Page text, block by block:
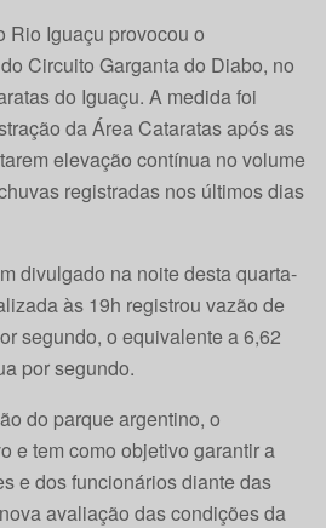
Rio Iguaçu provocou o
Circuito Garganta do Diabo, no
do Iguaçu. A medida foi
da Área Cataratas após as
elevação contínua no volume
registradas nos últimos dias
divulgado na noite desta quarta-
às 19h registrou vazão de
segundo, o equivalente a 6,62
por segundo.
do parque argentino, o
e tem como objetivo garantir a
e dos funcionários diante das
avaliação das condições da